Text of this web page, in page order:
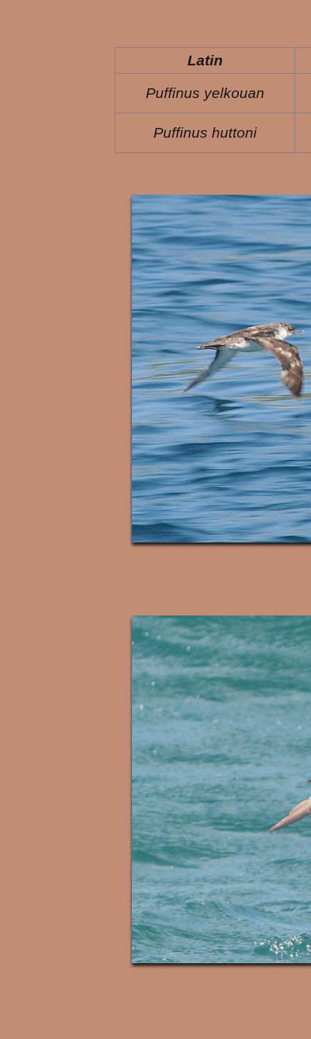
Latin
Puffinus yelkouan
Puffinus huttoni